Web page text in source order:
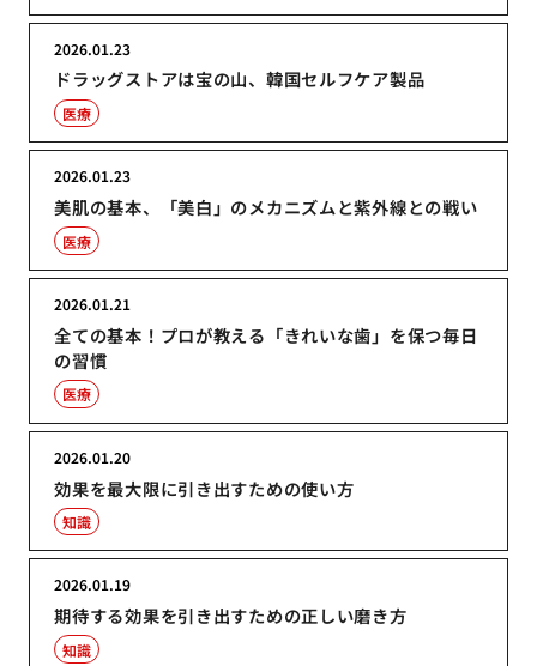
ドラッグストアは宝の山、韓国セルフケア製品
2026.01.23
医療
美肌の基本、「美白」のメカニズムと紫外線との戦い
2026.01.23
医療
全ての基本！プロが教える「きれいな歯」を保つ毎日
の習慣
2026.01.21
医療
効果を最大限に引き出すための使い方
2026.01.20
知識
期待する効果を引き出すための正しい磨き方
2026.01.19
知識